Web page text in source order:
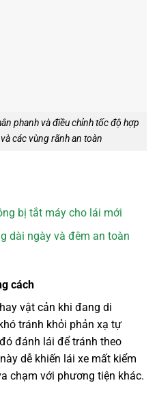
phanh và điều chỉnh tốc độ hợp
các vùng rãnh an toàn
bị tắt máy cho lái mới
dài ngày và đêm an toàn
cách
vật cản khi đang di
tránh khỏi phản xạ tự
đánh lái để tránh theo
dễ khiến lái xe mất kiểm
chạm với phương tiện khác.